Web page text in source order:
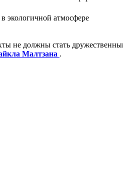
экологичной атмосфере
не должны стать
Малтзана .